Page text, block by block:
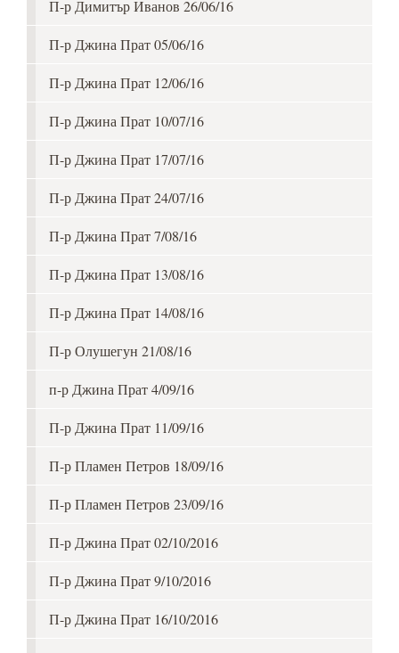
П-р Димитър Иванов 26/06/16
П-р Джина Прат 05/06/16
П-р Джина Прат 12/06/16
П-р Джина Прат 10/07/16
П-р Джина Прат 17/07/16
П-р Джина Прат 24/07/16
П-р Джина Прат 7/08/16
П-р Джина Прат 13/08/16
П-р Джина Прат 14/08/16
П-р Олушегун 21/08/16
п-р Джина Прат 4/09/16
П-р Джина Прат 11/09/16
П-р Пламен Петров 18/09/16
П-р Пламен Петров 23/09/16
П-р Джина Прат 02/10/2016
П-р Джина Прат 9/10/2016
П-р Джина Прат 16/10/2016